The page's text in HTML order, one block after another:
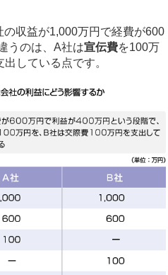
収益が1,000万円で経費が600
うのは、A社は宣伝費を100万
出している点です。